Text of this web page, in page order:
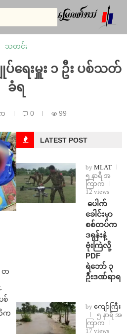
သတင်း
ရေးမှူး ၁ ဦး ပစ်သတ်
ခံရ
0 99
တ
စ်
က
LATEST POST
by MLAT
၅ နာရီ အ
ကြာက
12 views
⁩ ⁨ပေါက်
ခေါင်းမှာ
စစ်တပ်က
ဒရုန်းနဲ့
ဗုံးကြဲလို့
PDF
ရဲဘော် ၃
ဦးဒဏ်ရာရ
by ကျော်ကြီး
၅ နာရီ အ
ကြာက
17 views